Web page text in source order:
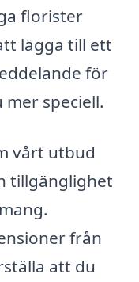
florister
lägga till ett
för
speciell.
vårt utbud
tillgänglighet
från
att du